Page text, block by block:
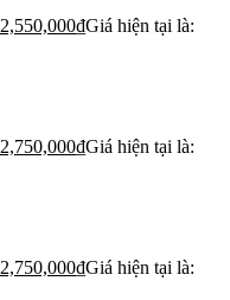
2,550,000₫Giá hiện tại là:
2,750,000₫Giá hiện tại là:
2,750,000₫Giá hiện tại là: